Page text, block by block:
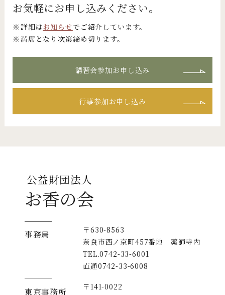
お気軽にお申し込みください。
詳細はお知らせでご紹介しています。
満席となり次第締め切ります。
講習会参加お申し込み
行事参加お申し込み
公益財団法人
お香の会
事務局
〒630-8563
奈良市西ノ京町457番地 薬師寺内
TEL.0742-33-6001
直通0742-33-6008
東京事務所
〒141-0022